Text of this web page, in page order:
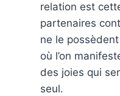
relation est
partenaires
ne le
où l’on
des joies qui
seul.